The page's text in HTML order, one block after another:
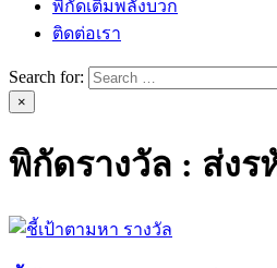
พิกัดเติมพลังบวก
ติดต่อเรา
Search for:
×
พิกัดรางวัล : ส่งร